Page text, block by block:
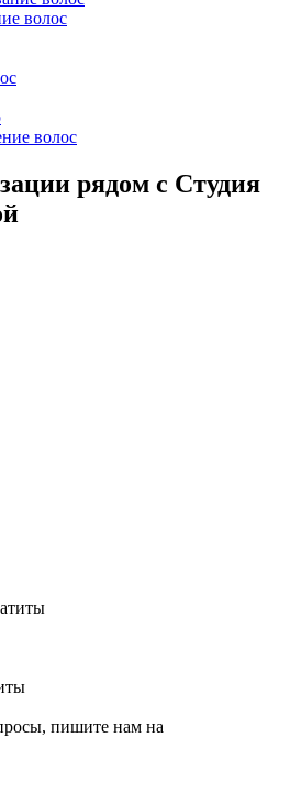
волос
волос
рядом с Студия
пишите нам на